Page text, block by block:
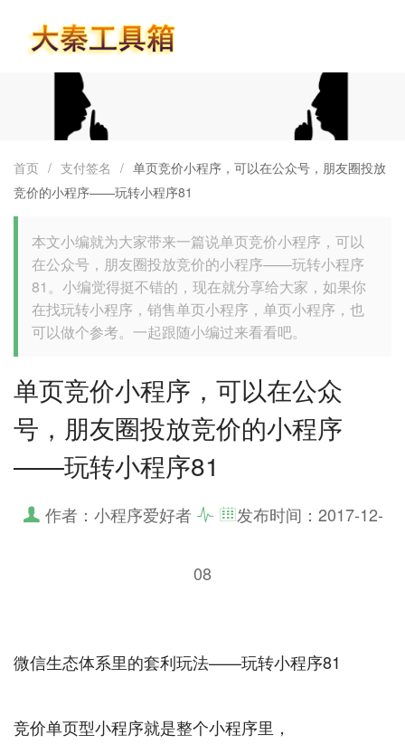
首页 / 支付签名 / 单页竞价小程序，可以在公众号，朋友圈投放
竞价的小程序——玩转小程序81
本文小编就为大家带来一篇说单页竞价小程序，可以
在公众号，朋友圈投放竞价的小程序——玩转小程序
81。小编觉得挺不错的，现在就分享给大家，如果你
在找玩转小程序，销售单页小程序，单页小程序，也
可以做个参考。一起跟随小编过来看看吧。
单页竞价小程序，可以在公众
号，朋友圈投放竞价的小程序
——玩转小程序81
作者：小程序爱好者 发布时间： 2017-12-
08
微信生态体系里的套利玩法——玩转小程序81
竞价单页型小程序就是整个小程序里，